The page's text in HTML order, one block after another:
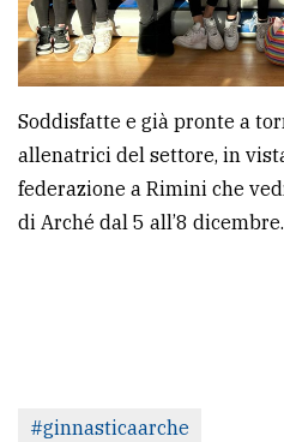
Soddisfatte e già pronte a
allenatrici del settore, in
federazione a Rimini che
di Arché dal 5 all’8 dicembre.
#ginnasticaarche